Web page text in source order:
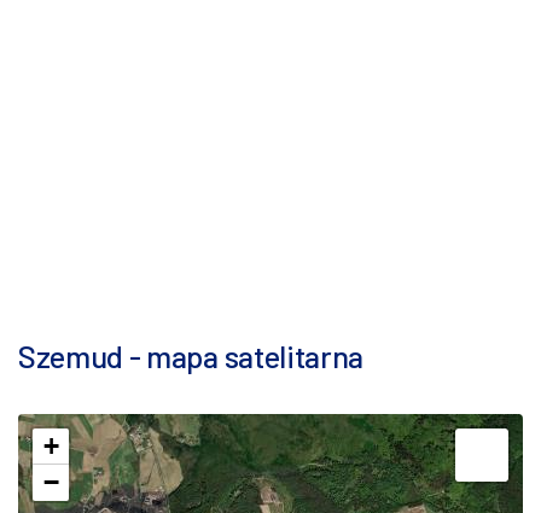
Szemud - mapa satelitarna
+
−